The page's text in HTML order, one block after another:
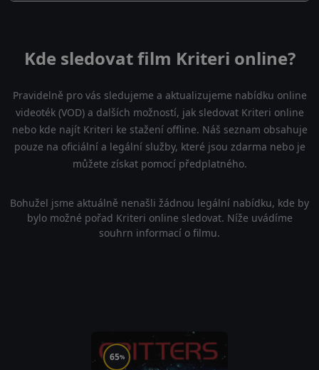
Kde sledovat film Kriteri online?
Pravidelně pro vás sledujeme a aktualizujeme nabídku online
videoték (VOD) a dalších možností, jak sledovat Kriteri online
nebo kde najít Kriteri ke stažení offline. Náš seznam obsahuje
pouze na oficiální a legální služby, které jsou zdarma nebo je
můžete získat pomocí předplatného.
Bohužel jsme aktuálně nenašli žádnou legální nabídku, kde by
bylo možné pořad Kriteri online sledovat. Níže uvádíme
souhrn informací o filmu.
65%